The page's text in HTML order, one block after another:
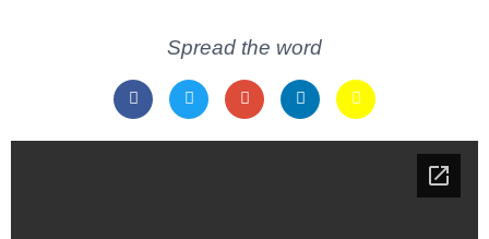
Spread the word